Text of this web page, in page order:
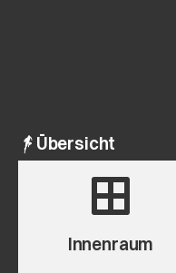
Übersicht
Innenraum